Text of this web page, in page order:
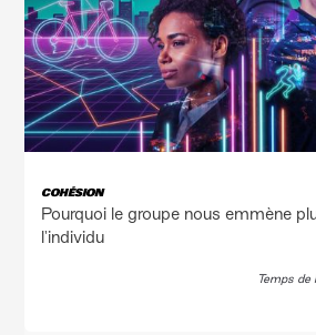
COHÉSION
Pourquoi le groupe nous emmène
l'individu
Temps